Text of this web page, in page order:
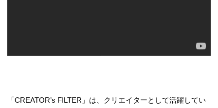
「CREATOR’s FILTER」は、クリエイターとして活躍してい